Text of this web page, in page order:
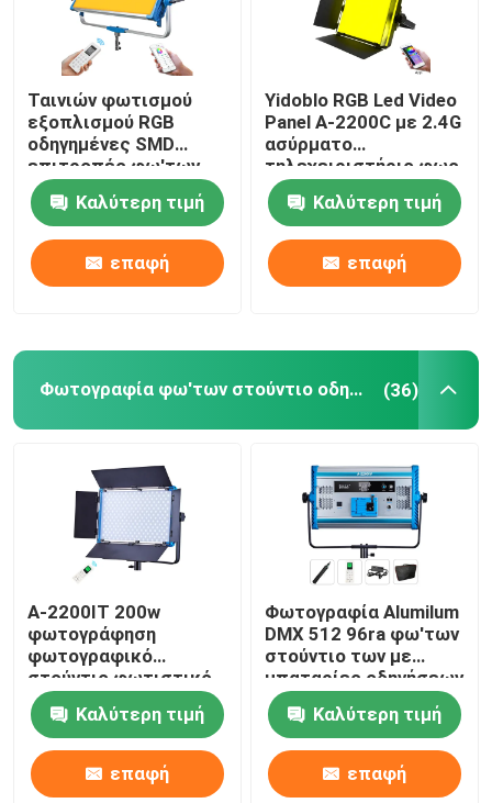
Ταινιών φωτισμού
εξοπλισμού RGB
οδηγημένες SMD
επιτροπές φω'των
500w Skyblue
φωτογραφίας
στούντιο
τηλεοπτικές
ελαφριές 12
Καλύτερη τιμή
επαφή
Yidoblo RGB Led Video
Panel A-2200C με 2.4G
ασύρματο
τηλεχειριστήριο φως
για κινηματογραφική
παραγωγήΚαλύτερη τιμή
επαφή
Φωτογραφία φω'των στούντιο οδηγήσεων (36)
A-2200IT 200w
φωτογράφηση
φωτογραφικό
στούντιο φωτιστικό
σετ με τρίποδα
στέκεται μαλακό LED
φως πλήρης σειρά για
ζωντανή ροή
Καλύτερη τιμή
επαφή
Φωτογραφία Alumilum
DMX 512 96ra φω'των
στούντιο των με
μπαταρίες οδηγήσεων
Καλύτερη τιμή
επαφή